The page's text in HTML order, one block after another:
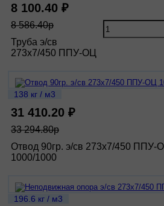
8 100.40 ₽
8 586.40р
Труба э/св
273х7/450 ППУ-ОЦ
138 кг / м3
31 410.20 ₽
33 294.80р
Отвод 90гр. э/св 273х7/450 ППУ-
1000/1000
196.6 кг / м3